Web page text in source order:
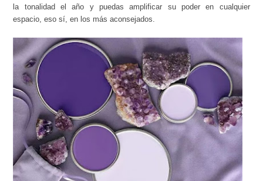
la tonalidad el año y puedas amplificar su poder en cualquier
espacio, eso sí, en los más aconsejados.